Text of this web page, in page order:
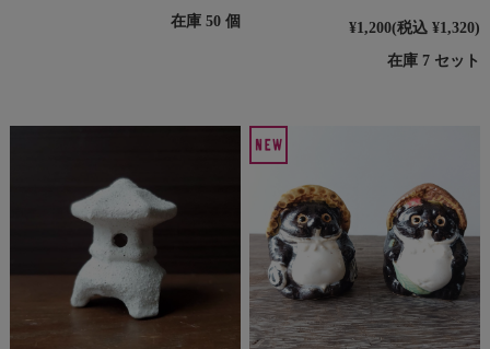
在庫 50 個
¥1,200(税込 ¥1,320)
在庫 7 セット